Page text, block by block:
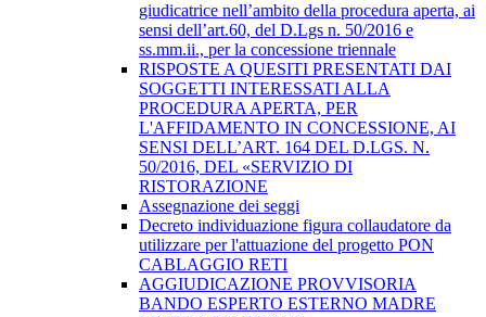
giudicatrice nell’ambito della procedura aperta, ai
sensi dell’art.60, del D.Lgs n. 50/2016 e
ss.mm.ii., per la concessione triennale
RISPOSTE A QUESITI PRESENTATI DAI
SOGGETTI INTERESSATI ALLA
PROCEDURA APERTA, PER
L'AFFIDAMENTO IN CONCESSIONE, AI
SENSI DELL’ART. 164 DEL D.LGS. N.
50/2016, DEL «SERVIZIO DI
RISTORAZIONE
Assegnazione dei seggi
Decreto individuazione figura collaudatore da
utilizzare per l'attuazione del progetto PON
CABLAGGIO RETI
AGGIUDICAZIONE PROVVISORIA
BANDO ESPERTO ESTERNO MADRE